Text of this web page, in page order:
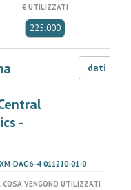
€ UTILIZZATI
225.000
-
dati LOD
XM-DAC-6-4-011210-01-0
COSA VENGONO UTILIZZATI